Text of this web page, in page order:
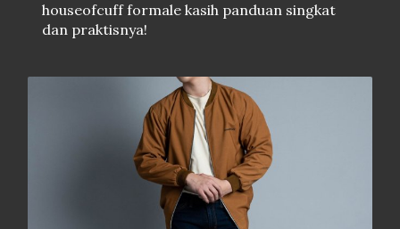
houseofcuff formale kasih panduan singkat
dan praktisnya!